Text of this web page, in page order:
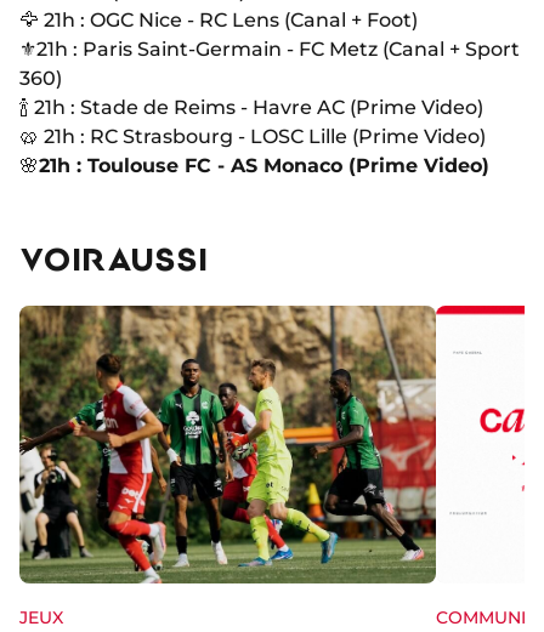
🦅 21h : OGC Nice - RC Lens (Canal + Foot)
⚜️21h : Paris Saint-Germain - FC Metz (Canal + Sport
360)
🍾 21h : Stade de Reims - Havre AC (Prime Video)
🥨 21h : RC Strasbourg - LOSC Lille (Prime Video)
🌸21h : Toulouse FC - AS Monaco (Prime Video)
VOIR AUSSI
JEUX